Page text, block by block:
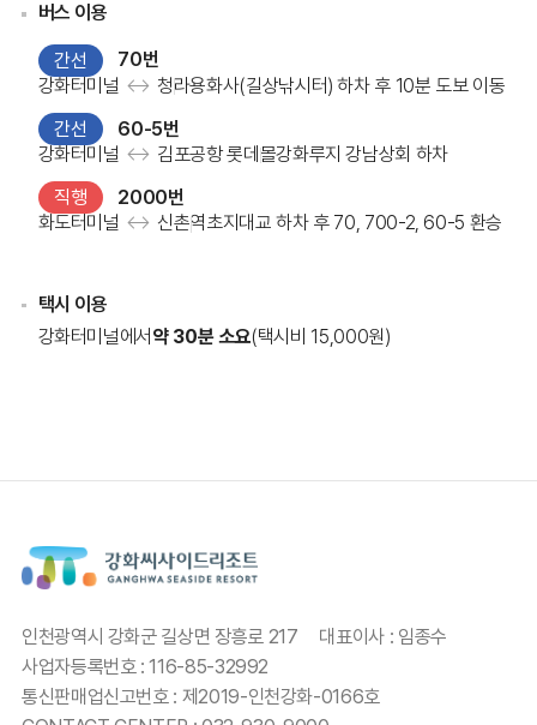
버스 이용
간선
70번
강화터미널 ↔ 청라용화사(길상낚시터) 하차 후 10분 도보 이동
간선
60-5번
강화터미널 ↔ 김포공항 롯데몰강화루지 강남상회 하차
직행
2000번
화도터미널 ↔ 신촌역초지대교 하차 후 70, 700-2, 60-5 환승
택시 이용
강화터미널에서 약 30분 소요(택시비 15,000원)
인천광역시 강화군 길상면 장흥로 217
대표이사 : 임종수
사업자등록번호 : 116-85-32992
통신판매업신고번호 : 제2019-인천강화-0166호